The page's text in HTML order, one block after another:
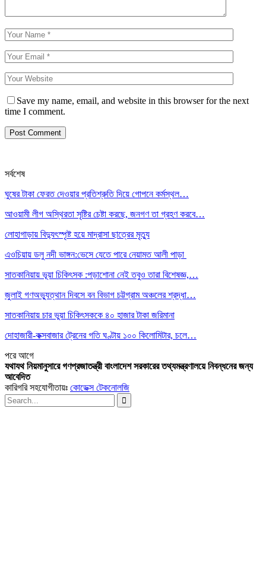
Save my name, email, and website in this browser for the next
time I comment.
সর্বশেষ
ঘুষের টাকা ফেরত দেওয়ার প্রতিশ্রুতি দিয়ে গোপনে কর্মস্থল…
আওয়ামী লীগ অস্থিরতা সৃষ্টির চেষ্টা করছে, জনগণ তা গ্রহণ করবে…
লোহাগাড়ায় বিদ্যুৎস্পৃষ্ট হয়ে মাদ্রাসা ছাত্রের মৃত্যু
এওচিয়ায় ডলু নদী ভাঙ্গন:ভেসে যেতে পারে নেয়ামত আলী পাড়া
সাতকানিয়ায় ভূয়া চিকিৎসক :পড়াশোনা নেই তবুও তারা বিশেষজ্ঞ,…
জুলাই গণঅভ্যুত্থান দিবসে বন বিভাগ চট্টগ্রাম অঞ্চলের শ্রদ্ধা…
সাতকানিয়ায় চার ভুয়া চিকিৎসককে ৪০ হাজার টাকা জরিমানা
দোহাজারী-কক্সবাজার ট্রেনের গতি ঘণ্টায় ১০০ কিলোমিটার, চলে…
পরেআগে
যথাযথ নিয়মানুসারে গণপ্রজাতন্ত্রী বাংলাদেশ সরকারের তথ্যমন্ত্রণালয়ে নিবন্ধনের জন্য
আবেদিত
কারিগরি সহযোগীতায়ঃ কোডেক্স টেকনোলজি